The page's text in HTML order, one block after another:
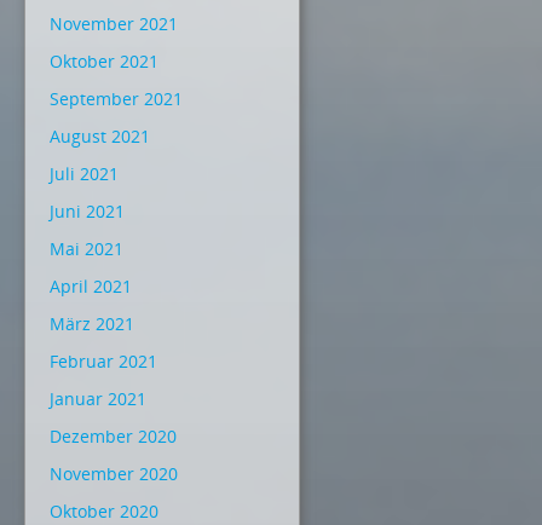
November 2021
Oktober 2021
September 2021
August 2021
Juli 2021
Juni 2021
Mai 2021
April 2021
März 2021
Februar 2021
Januar 2021
Dezember 2020
November 2020
Oktober 2020